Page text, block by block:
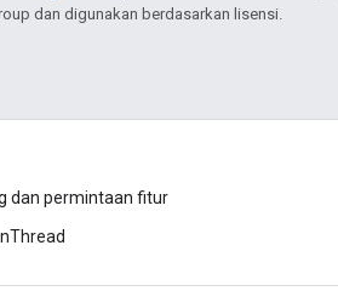
dan digunakan berdasarkan lisensi.
dan permintaan fitur